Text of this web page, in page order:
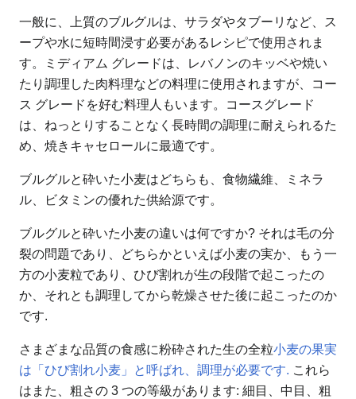
一般に、上質のブルグルは、サラダやタブーリなど、ス
ープや水に短時間浸す必要があるレシピで使用されま
す。ミディアム グレードは、レバノンのキッベや焼い
たり調理した肉料理などの料理に使用されますが、コー
ス グレードを好む料理人もいます。コースグレード
は、ねっとりすることなく長時間の調理に耐えられるた
め、焼きキャセロールに最適です。
ブルグルと砕いた小麦はどちらも、食物繊維、ミネラ
ル、ビタミンの優れた供給源です。
ブルグルと砕いた小麦の違いは何ですか? それは毛の分
裂の問題であり、どちらかといえば小麦の実か、もう一
方の小麦粒であり、ひび割れが生の段階で起こったの
か、それとも調理してから乾燥させた後に起こったのか
です.
さまざまな品質の食感に粉砕された生の全粒小麦の果実
は「ひび割れ小麦」と呼ばれ、調理が必要です. これら
はまた、粗さの 3 つの等級があります: 細目、中目、粗